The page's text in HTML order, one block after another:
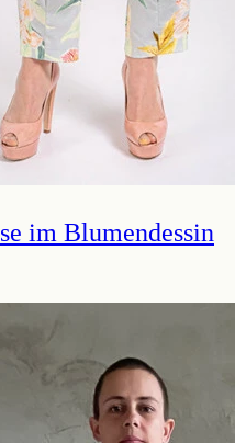
im Blumendessin